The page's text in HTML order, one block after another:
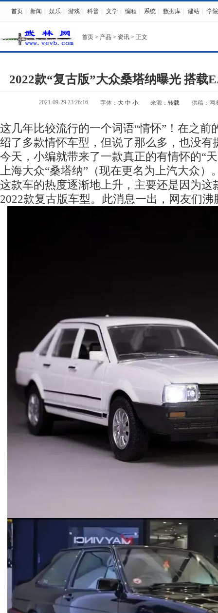
首页 新闻 娱乐 游戏 科普 文学 编程 系统 数据库 建站 学院
首页 > 产品 > 资讯 > 正文
2022款“复古版”大众桑塔纳曝光 搭载
2021-09-29 23:26:16 字体： 大 中 小 来源： 转载 供稿：网
这几年比较流行的一个词语“情怀”！在之前
绍了多款情怀车型，但说了那么多，也没有
今天，小编就带来了一款真正的有情怀的“
上海大众“桑塔纳”（现在更名为上汽大众）
这款车的热度逐渐地上升，主要还是因为这
2022款复古版车型。此消息一出，网友们沸